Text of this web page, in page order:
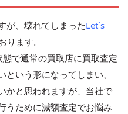
が、壊れてしまったLet`s
ります。
で通常の買取店に買取査定
いう形になってしまい、
かと思われますが、当社で
うために減額査定でお悩み